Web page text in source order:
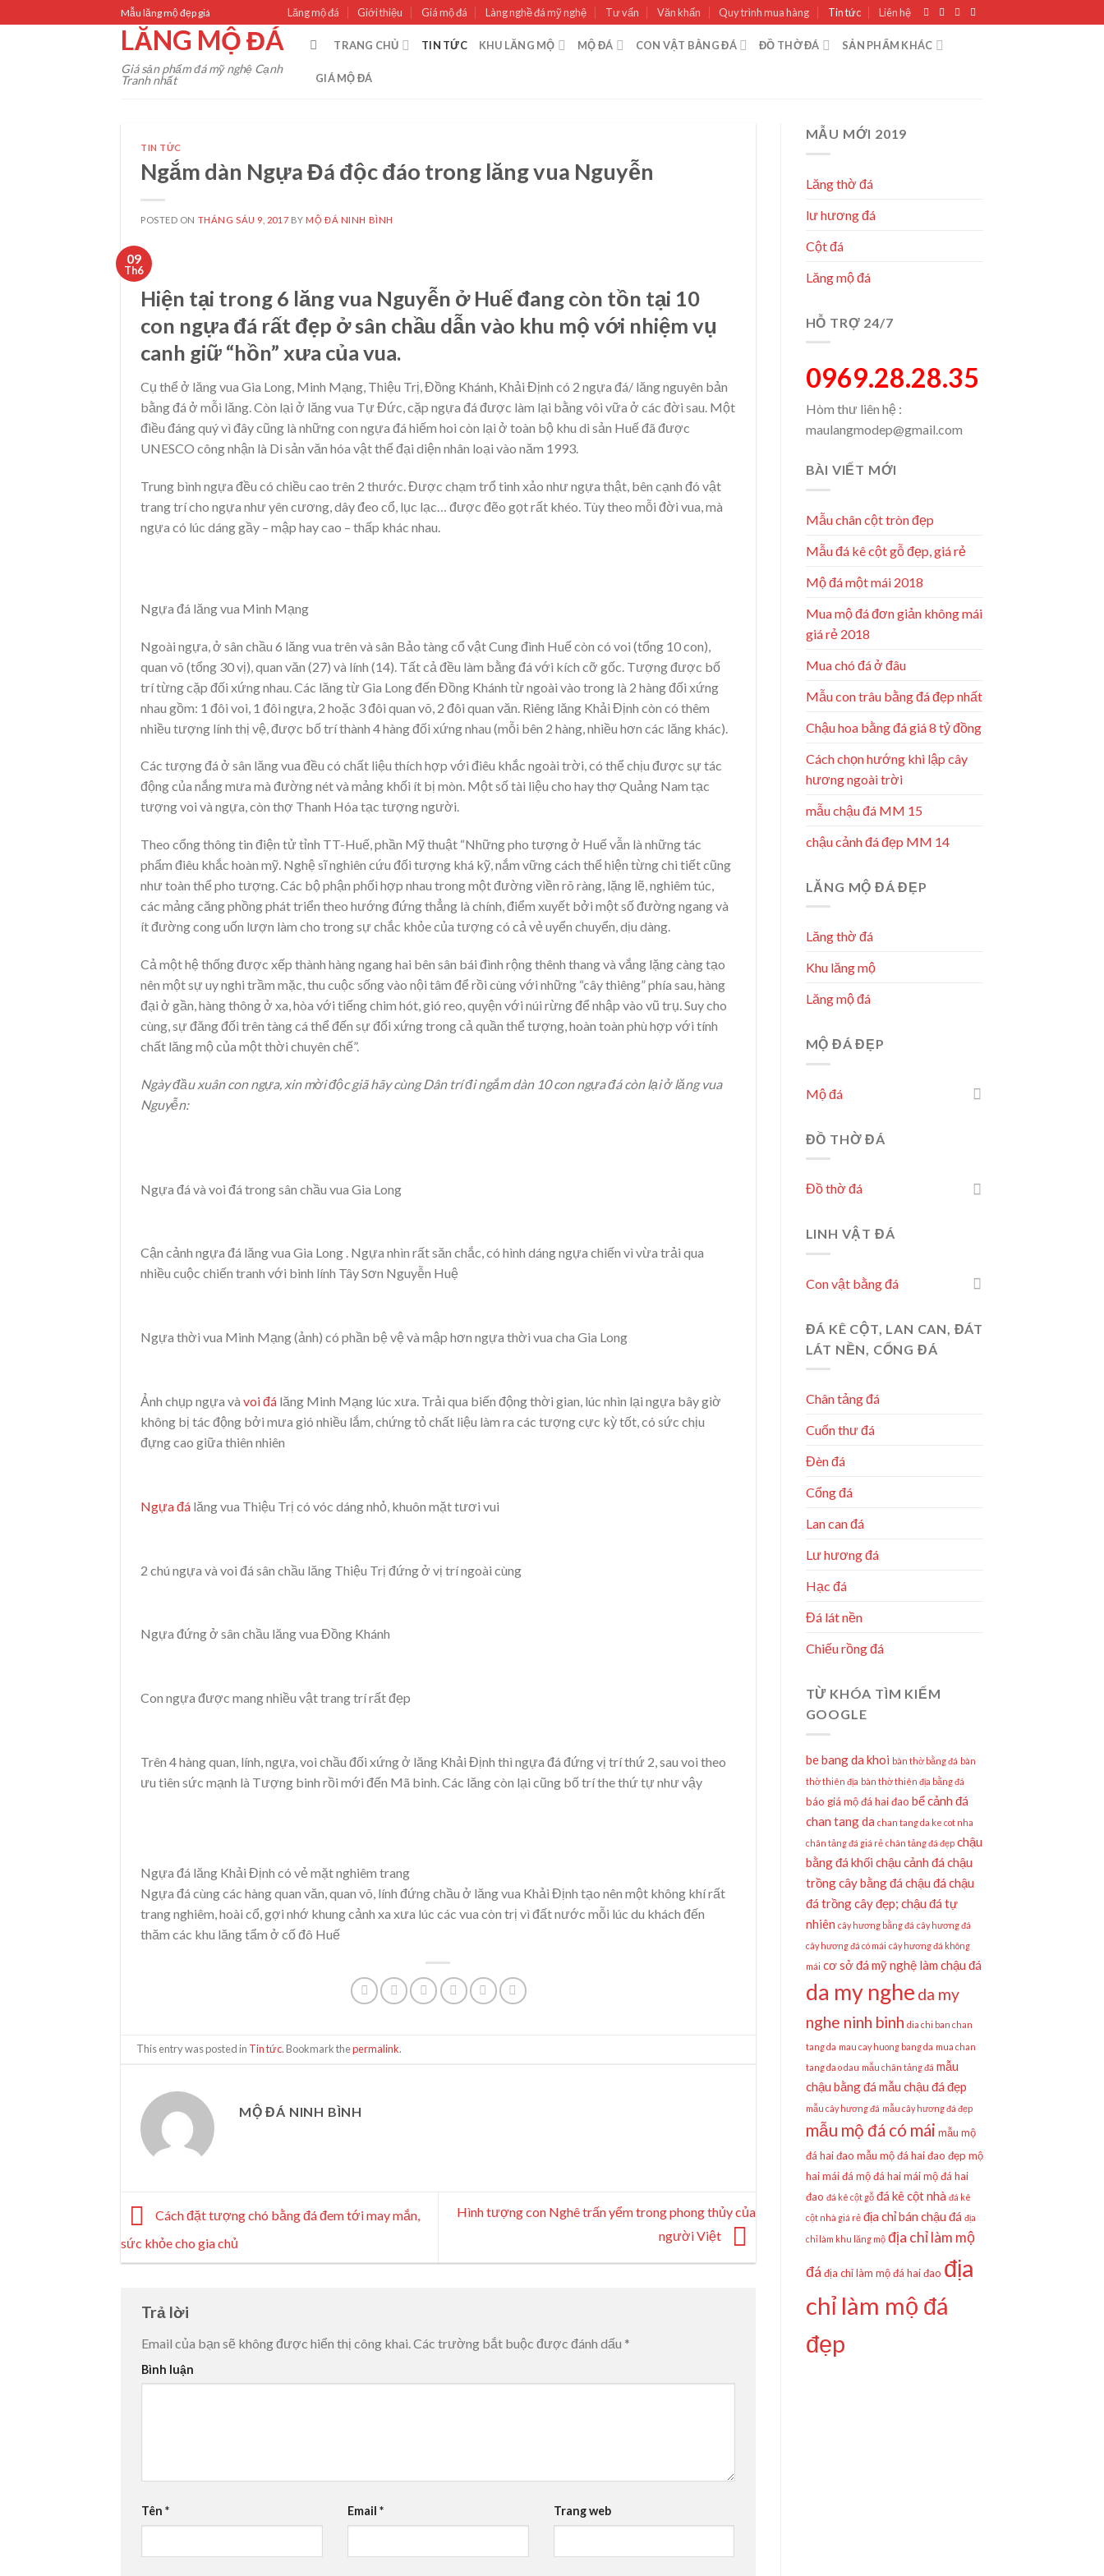
Mẫu lăng mộ đẹp giá Lăng mộ đá Giới thiệu Giá mộ đá Làng nghề đá mỹ nghệ Tư vấn Văn khấn Quy trình mua hàng Tin tức Liên hệ
LĂNG MỘ ĐÁ
Giá sản phẩm đá mỹ nghệ Cạnh
Tranh nhất
TRANG CHỦ TIN TỨC KHU LĂNG MỘ MỘ ĐÁ CON VẬT BẰNG ĐÁ ĐỒ THỜ ĐÁ SẢN PHẨM KHÁC
GIÁ MỘ ĐÁ
TIN TỨC
Ngắm dàn Ngựa Đá độc đáo trong lăng vua Nguyễn
POSTED ON THÁNG SÁU 9, 2017 BY MỘ ĐÁ NINH BÌNH
09
Th6
Hiện tại trong 6 lăng vua Nguyễn ở Huế đang còn tồn tại 10
con ngựa đá rất đẹp ở sân chầu dẫn vào khu mộ với nhiệm vụ
canh giữ “hồn” xưa của vua.
Cụ thể ở lăng vua Gia Long, Minh Mạng, Thiệu Trị, Đồng Khánh, Khải Định có 2 ngựa đá/ lăng nguyên bản
bằng đá ở mỗi lăng. Còn lại ở lăng vua Tự Đức, cặp ngựa đá được làm lại bằng vôi vữa ở các đời sau. Một
điều đáng quý vì đây cũng là những con ngựa đá hiếm hoi còn lại ở toàn bộ khu di sản Huế đã được
UNESCO công nhận là Di sản văn hóa vật thể đại diện nhân loại vào năm 1993.
Trung bình ngựa đều có chiều cao trên 2 thước. Được chạm trổ tinh xảo như ngựa thật, bên cạnh đó vật
trang trí cho ngựa như yên cương, dây đeo cổ, lục lạc… được đẽo gọt rất khéo. Tùy theo mỗi đời vua, mà
ngựa có lúc dáng gầy – mập hay cao – thấp khác nhau.
Ngựa đá lăng vua Minh Mạng
Ngoài ngựa, ở sân chầu 6 lăng vua trên và sân Bảo tàng cổ vật Cung đình Huế còn có voi (tổng 10 con),
quan võ (tổng 30 vị), quan văn (27) và lính (14). Tất cả đều làm bằng đá với kích cỡ gốc. Tượng được bố
trí từng cặp đối xứng nhau. Các lăng từ Gia Long đến Đồng Khánh từ ngoài vào trong là 2 hàng đối xứng
nhau gồm: 1 đôi voi, 1 đôi ngựa, 2 hoặc 3 đôi quan võ, 2 đôi quan văn. Riêng lăng Khải Định còn có thêm
nhiều tượng lính thị vệ, được bố trí thành 4 hàng đối xứng nhau (mỗi bên 2 hàng, nhiều hơn các lăng khác).
Các tượng đá ở sân lăng vua đều có chất liệu thích hợp với điêu khắc ngoài trời, có thể chịu được sự tác
động của nắng mưa mà đường nét và mảng khối ít bị mòn. Một số tài liệu cho hay thợ Quảng Nam tạc
tượng voi và ngựa, còn thợ Thanh Hóa tạc tượng người.
Theo cổng thông tin điện tử tỉnh TT-Huế, phần Mỹ thuật “Những pho tượng ở Huế vẫn là những tác
phẩm điêu khắc hoàn mỹ. Nghệ sĩ nghiên cứu đối tượng khá kỹ, nắm vững cách thể hiện từng chi tiết cũng
như toàn thể pho tượng. Các bộ phận phối hợp nhau trong một đường viền rõ ràng, lặng lẽ, nghiêm túc,
các mảng căng phồng phát triển theo hướng đứng thẳng là chính, điểm xuyết bởi một số đường ngang và
ít đường cong uốn lượn làm cho trong sự chắc khỏe của tượng có cả vẻ uyển chuyển, dịu dàng.
Cả một hệ thống được xếp thành hàng ngang hai bên sân bái đình rộng thênh thang và vắng lặng càng tạo
nên một sự uy nghi trầm mặc, thu cuộc sống vào nội tâm để rồi cùng với những “cây thiêng” phía sau, hàng
đại ở gần, hàng thông ở xa, hòa với tiếng chim hót, gió reo, quyện với núi rừng để nhập vào vũ trụ. Suy cho
cùng, sự đăng đối trên tàng cá thể đến sự đối xứng trong cả quần thể tượng, hoàn toàn phù hợp với tính
chất lăng mộ của một thời chuyên chế”.
Ngày đầu xuân con ngựa, xin mời độc giã hãy cùng Dân trí đi ngắm dàn 10 con ngựa đá còn lại ở lăng vua
Nguyễn:
Ngựa đá và voi đá trong sân chầu vua Gia Long
Cận cảnh ngựa đá lăng vua Gia Long . Ngựa nhìn rất săn chắc, có hình dáng ngựa chiến vì vừa trải qua
nhiều cuộc chiến tranh với binh lính Tây Sơn Nguyễn Huệ
Ngựa thời vua Minh Mạng (ảnh) có phần bệ vệ và mập hơn ngựa thời vua cha Gia Long
Ảnh chụp ngựa và voi đá lăng Minh Mạng lúc xưa. Trải qua biến động thời gian, lúc nhìn lại ngựa bây giờ
không bị tác động bởi mưa gió nhiều lắm, chứng tỏ chất liệu làm ra các tượng cực kỳ tốt, có sức chịu
đựng cao giữa thiên nhiên
Ngựa đá lăng vua Thiệu Trị có vóc dáng nhỏ, khuôn mặt tươi vui
2 chú ngựa và voi đá sân chầu lăng Thiệu Trị đứng ở vị trí ngoài cùng
Ngựa đứng ở sân chầu lăng vua Đồng Khánh
Con ngựa được mang nhiều vật trang trí rất đẹp
Trên 4 hàng quan, lính, ngựa, voi chầu đối xứng ở lăng Khải Định thì ngựa đá đứng vị trí thứ 2, sau voi theo
ưu tiên sức mạnh là Tượng binh rồi mới đến Mã binh. Các lăng còn lại cũng bố trí the thứ tự như vậy
Ngựa đá lăng Khải Định có vẻ mặt nghiêm trang
Ngựa đá cùng các hàng quan văn, quan võ, lính đứng chầu ở lăng vua Khải Định tạo nên một không khí rất
trang nghiêm, hoài cổ, gợi nhớ khung cảnh xa xưa lúc các vua còn trị vì đất nước mỗi lúc du khách đến
thăm các khu lăng tẩm ở cố đô Huế
This entry was posted in Tin tức. Bookmark thepermalink.
MỘ ĐÁ NINH BÌNH
Cách đặt tượng chó bằng đá đem tới may mắn,
sức khỏe cho gia chủ
Hình tượng con Nghê trấn yểm trong phong thủy của
người Việt
Trả lời
Email của bạn sẽ không được hiển thị công khai. Các trường bắt buộc được đánh dấu *
Bình luận
Tên * Email * Trang web
MẪU MỚI 2019
Lăng thờ đá
lư hương đá
Cột đá
Lăng mộ đá
HỖ TRỢ 24/7
0969.28.28.35
Hòm thư liên hệ :
maulangmodep@gmail.com
BÀI VIẾT MỚI
Mẫu chân cột tròn đẹp
Mẫu đá kê cột gỗ đẹp, giá rẻ
Mộ đá một mái 2018
Mua mộ đá đơn giản không mái
giá rẻ 2018
Mua chó đá ở đâu
Mẫu con trâu bằng đá đẹp nhất
Chậu hoa bằng đá giá 8 tỷ đồng
Cách chọn hướng khi lập cây
hương ngoài trời
mẫu chậu đá MM 15
chậu cảnh đá đẹp MM 14
LĂNG MỘ ĐÁ ĐẸP
Lăng thờ đá
Khu lăng mộ
Lăng mộ đá
MỘ ĐÁ ĐẸP
Mộ đá
ĐỒ THỜ ĐÁ
Đồ thờ đá
LINH VẬT ĐÁ
Con vật bằng đá
ĐÁ KÊ CỘT, LAN CAN, ĐÁT
LÁT NỀN, CỔNG ĐÁ
Chân tảng đá
Cuốn thư đá
Đèn đá
Cổng đá
Lan can đá
Lư hương đá
Hạc đá
Đá lát nền
Chiếu rồng đá
TỪ KHÓA TÌM KIẾM
GOOGLE
be bang da khoi bàn thờ bằng đá bàn
thờ thiên địa bàn thờ thiên địa bằng đá
báo giá mộ đá hai đao bể cảnh đá
chan tang da chan tang da ke cot nha
chân tảng đá giá rẻ chân tảng đá đẹp chậu
bằng đá khối chậu cảnh đá chậu
trồng cây bằng đá chậu đá chậu
đá trồng cây đẹp; chậu đá tự
nhiên cây hương bằng đá cây hương đá
cây hương đá có mái cây hương đá không
mái cơ sở đá mỹ nghệ làm chậu đá
da my nghe da my
nghe ninh binh dia chi ban chan
tang da mau cay huong bang da mua chan
tang da o dau mẫu chân tảng đá mẫu
chậu bằng đá mẫu chậu đá đẹp
mẫu cây hương đá mẫu cây hương đá đẹp
mẫu mộ đá có mái mẫu mộ
đá hai đao mẫu mộ đá hai đao đẹp mộ
hai mái đá mộ đá hai mái mộ đá hai
đao đá kê cột gỗ đá kê cột nhà đá kê
cột nhà giá rẻ địa chỉ bán chậu đá địa
chỉ làm khu lăng mộ địa chỉ làm mộ
đá địa chỉ làm mộ đá hai đao địa
chỉ làm mộ đá
đẹp